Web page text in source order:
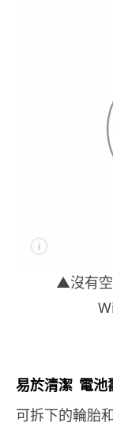
▲沒有空
易於清潔 電池
可拆下的輪胎